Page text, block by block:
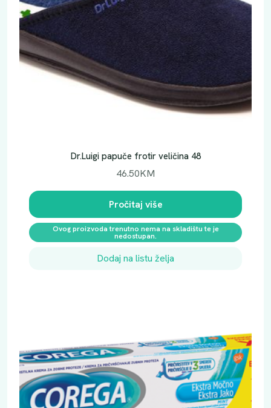
Dr.Luigi papuče frotir veličina 48
46.50KM
Pročitaj više
Ovog proizvoda trenutno nema na skladištu te je
nedostupan.
Dodaj na listu želja